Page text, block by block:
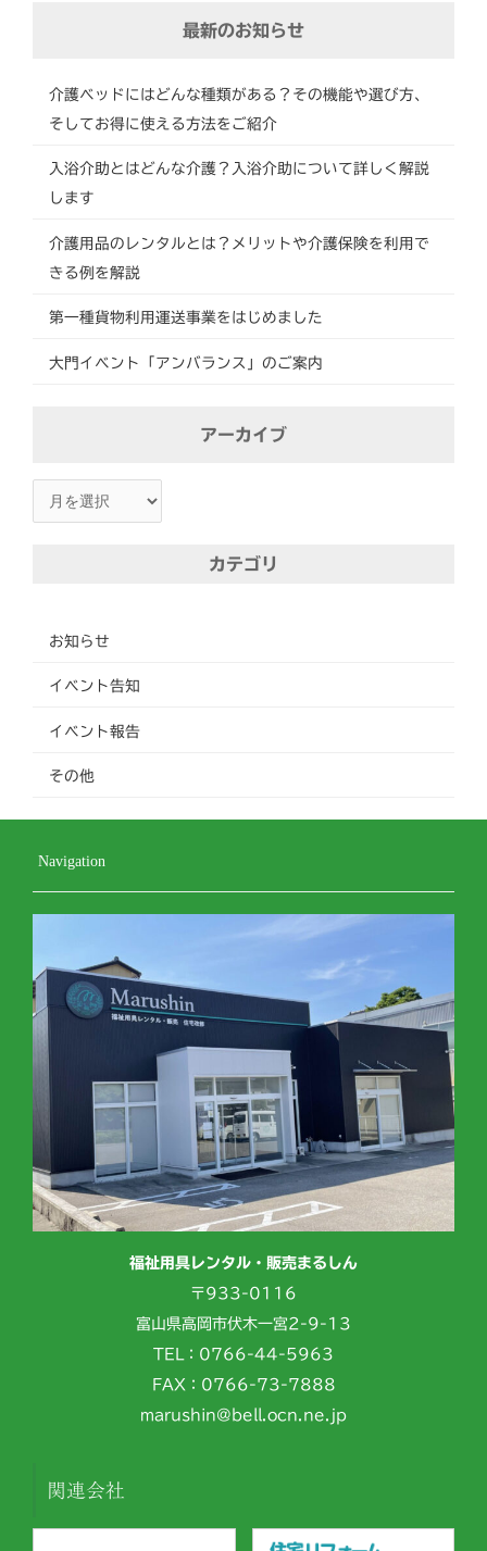
最新のお知らせ
介護ベッドにはどんな種類がある？その機能や選び方、
そしてお得に使える方法をご紹介
入浴介助とはどんな介護？入浴介助について詳しく解説
します
介護用品のレンタルとは？メリットや介護保険を利用で
きる例を解説
第一種貨物利用運送事業をはじめました
大門イベント「アンバランス」のご案内
アーカイブ
カ
カテゴリ
お知らせ
イベント告知
イベント報告
その他
Navigation
福祉用具レンタル・販売まるしん
〒933-0116
富山県高岡市伏木一宮2-9-13
TEL：0766-44-5963
FAX：0766-73-7888
marushin@bell.ocn.ne.jp
関連会社